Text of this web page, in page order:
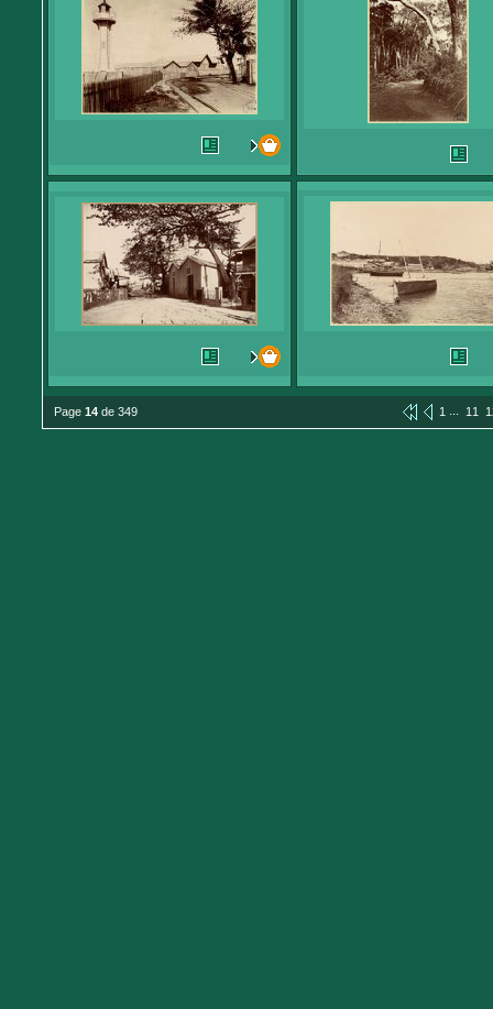
Page 14 de 349 1 ... 11